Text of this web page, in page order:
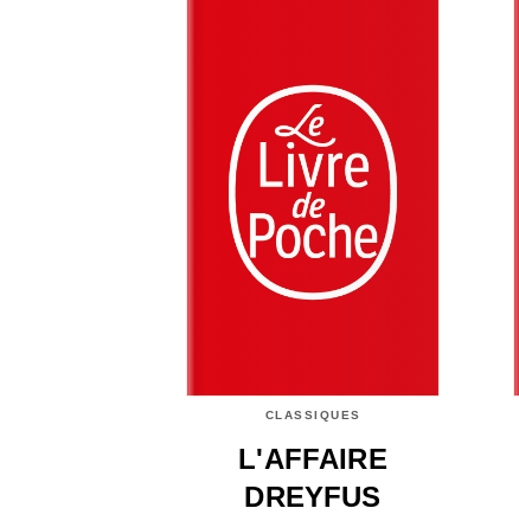
CLASSIQUES
L'AFFAIRE
DREYFUS